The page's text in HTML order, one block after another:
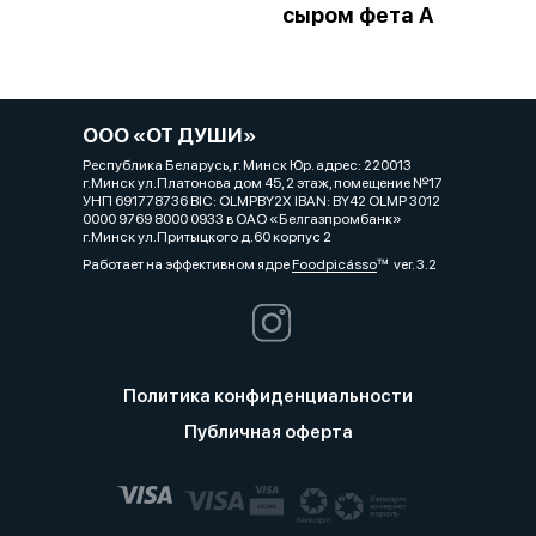
сыром фета А
ООО «ОТ ДУШИ»
Республика Беларусь, г. Минск Юр. адрес: 220013
г.Минск ул.Платонова дом 45, 2 этаж, помещение №17
УНП 691778736 BIC: OLMPBY2X IBAN: BY42 OLMP 3012
0000 9769 8000 0933 в ОАО «Белгазпромбанк»
г.Минск ул.Притыцкого д.60 корпус 2
Работает на эффективном ядреFoodpicássover. 3.2
Политика конфиденциальности
Публичная оферта